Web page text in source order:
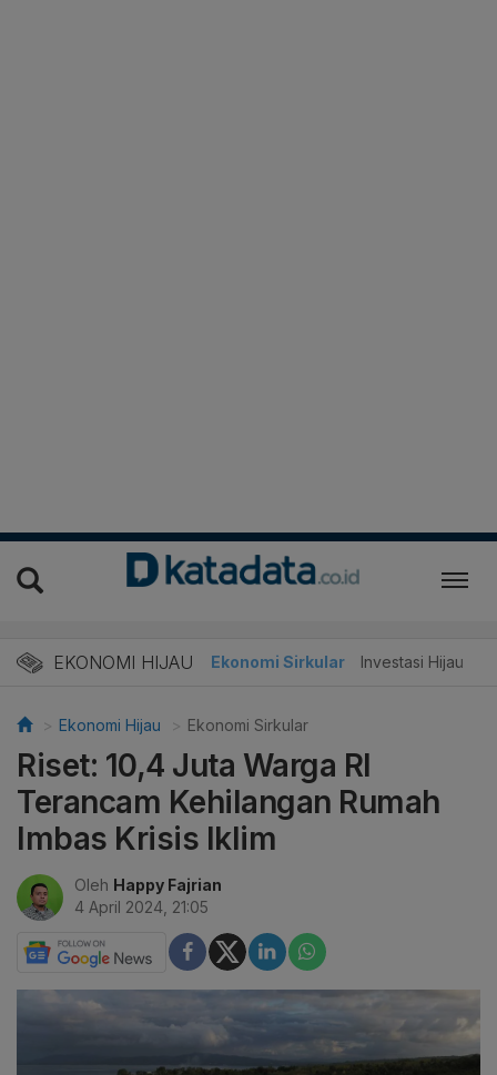
EKONOMI HIJAU
Energi Baru Ekonomi Sirkular Investasi Hijau
Ekonomi Hijau Ekonomi Sirkular
Riset: 10,4 Juta Warga RI
Terancam Kehilangan Rumah
Imbas Krisis Iklim
Oleh Happy Fajrian
4 April 2024, 21:05